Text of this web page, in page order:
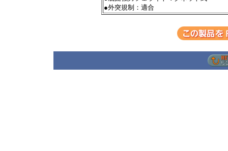
●外突規制：適合